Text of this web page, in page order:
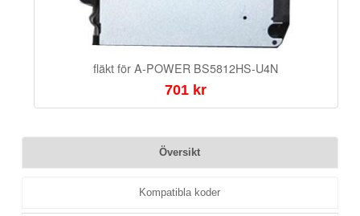
fläkt för A-POWER BS5812HS-U4N
701 kr
Översikt
Kompatibla koder